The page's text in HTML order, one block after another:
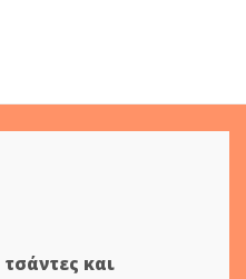
τσάντες και